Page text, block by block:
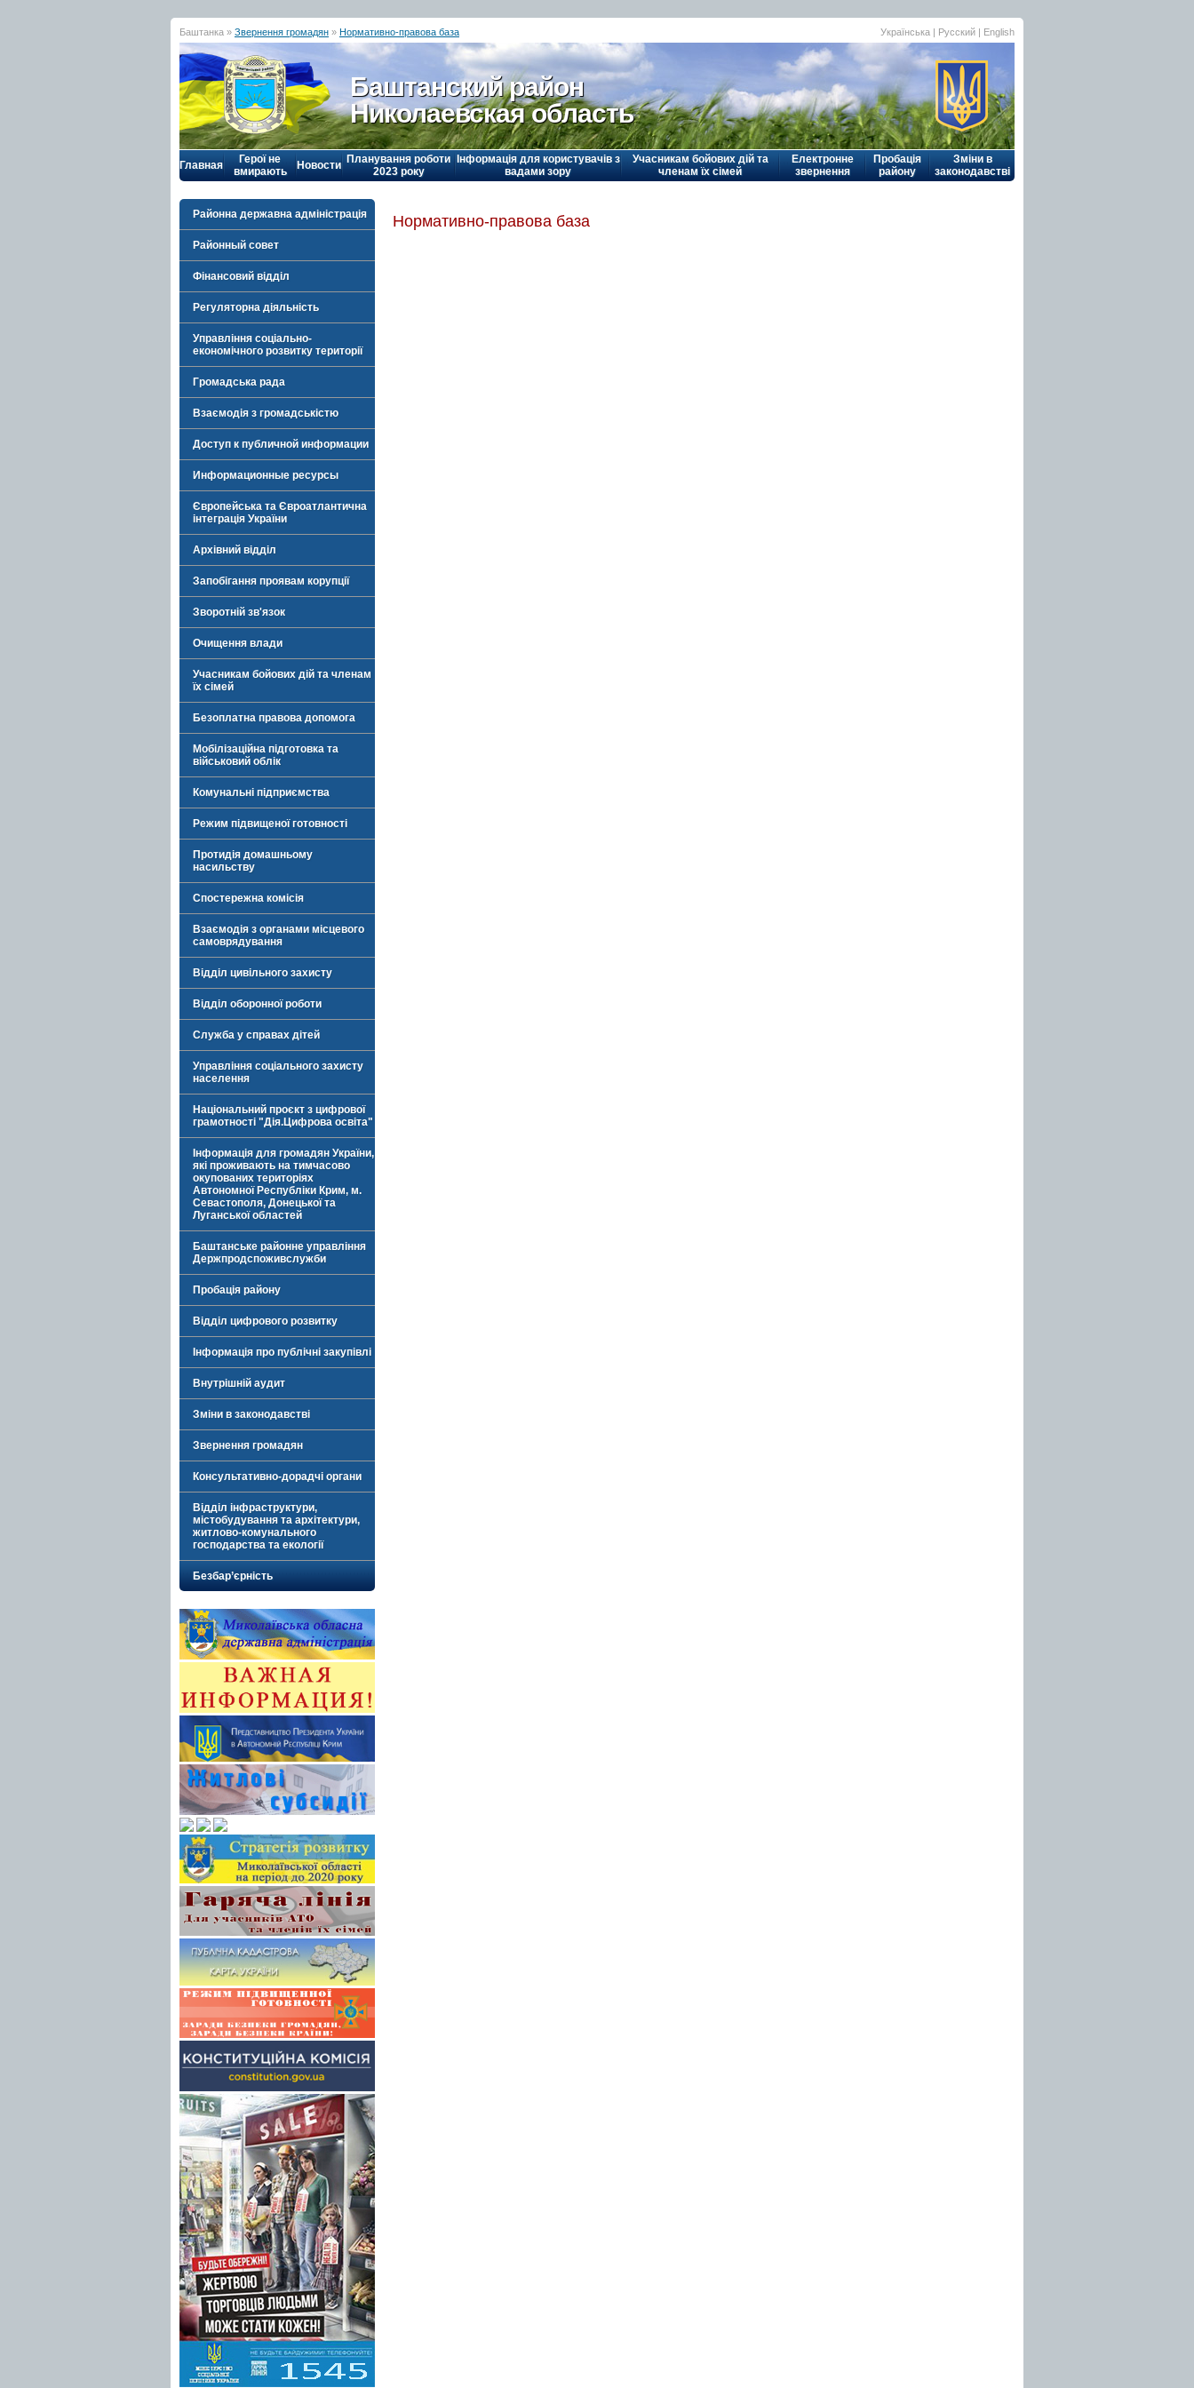
Баштанка » Звернення громадян » Нормативно-правова база Українська | Русский | English
Баштанский район
Николаевская область
Главная
Герої не
вмирають
Новости Планування роботи
2023 року
Інформація для користувачів з
вадами зору
Учасникам бойових дій та
членам їх сімей
Електронне
звернення
Пробація
району
Зміни в
законодавстві
Районна державна адміністрація
Районный совет
Фінансовий відділ
Регуляторна діяльність
Управління соціально-
економічного розвитку території
Громадська рада
Взаємодія з громадськістю
Доступ к публичной информации
Информационные ресурсы
Європейська та Євроатлантична
інтеграція України
Архівний відділ
Запобігання проявам корупції
Зворотній зв'язок
Очищення влади
Учасникам бойових дій та членам
їх сімей
Безоплатна правова допомога
Мобілізаційна підготовка та
військовий облік
Комунальні підприємства
Режим підвищеної готовності
Протидія домашньому
насильству
Спостережна комісія
Взаємодія з органами місцевого
самоврядування
Відділ цивільного захисту
Відділ оборонної роботи
Служба у справах дітей
Управління соціального захисту
населення
Національний проєкт з цифрової
грамотності "Дія.Цифрова освіта"
Інформація для громадян України,
які проживають на тимчасово
окупованих територіях
Автономної Республіки Крим, м.
Севастополя, Донецької та
Луганської областей
Баштанське районне управління
Держпродспоживслужби
Пробація району
Відділ цифрового розвитку
Інформація про публічні закупівлі
Внутрішній аудит
Зміни в законодавстві
Звернення громадян
Консультативно-дорадчі органи
Відділ інфраструктури,
містобудування та архітектури,
житлово-комунального
господарства та екології
Безбар’єрність
Нормативно-правова база